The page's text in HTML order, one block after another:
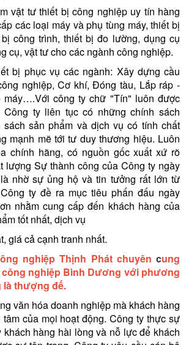
vật tư thiết bị công nghiệp uy tín hàng
các loại máy và phụ tùng máy, thiết bị
công trình, thiết bị đo lường, dụng cụ
cụ, vật tư cho các ngành công nghiệp.
bị phục vụ các ngành: Xây dựng cầu
nghiệp, Cơ khí, Đóng tàu, Lắp ráp -
công ty chữ "Tín" luôn được
ty liên tục có những chính sách
sách sản phẩm và dịch vụ có tính chất
mạnh mẽ tới tư duy thương hiệu. Luôn
chính hãng, có nguồn gốc xuất xứ rõ
lượng Sự thành công của Công ty ngày
nhờ sự ủng hộ và tin tưởng rất lớn từ
ty đề ra mục tiêu phấn đấu ngày
nhằm cung cấp đến khách hàng của
tốt nhất, dịch vụ
giá cả cạnh tranh nhất.
nghiệp Thịnh Phátchuyêncung
nghiệp Bình Dương với phương
là thượng đế.
văn hóa doanh nghiệp mà khách hàng
của mọi hoạt động. Công ty thực sự
khách hàng hài lòng và nỗ lực để khách